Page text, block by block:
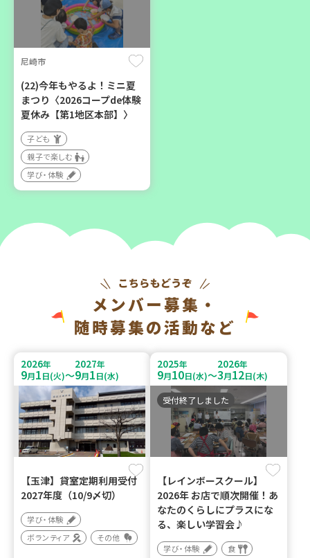
親子で楽しむ
学び・体験
食
尼崎市
(22)今年もやるよ！ミニ夏
まつり〈2026コープde体験
夏休み【第1地区本部】〉
子ども
親子で楽しむ
学び・体験
メンバー募集・
随時募集の活動など
2026年
9月1日(火)～
2027年
9月1日(水)
【玉津】貸室定期利用受付
2027年度（10/9〆切）
学び・体験
ボランティア
その他
2025年
9月10日(水)～
2026年
3月12日(木)
受付終了しました
【レインボースクール】
2026年 お店で順次開催！あ
なたのくらしにプラスにな
る、楽しい学習会♪
学び・体験
食